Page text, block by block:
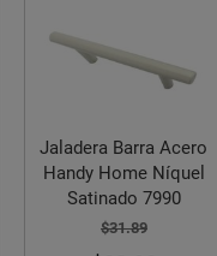
Jabonera Sencilla
Helvex Clásica 108
$1,174.06